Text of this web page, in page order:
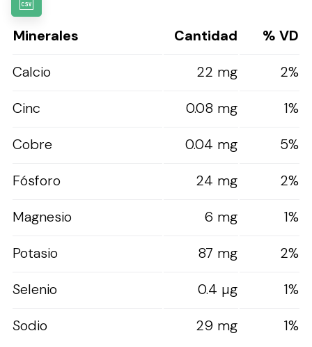
Minerales Cantidad
% VD
Calcio
22 mg
2%
Cinc
0.08 mg
1%
Cobre
0.04 mg
5%
Fósforo
24 mg
2%
Magnesio
6 mg
1%
Potasio
87 mg
2%
Selenio
0.4 µg
1%
Sodio
29 mg 1%